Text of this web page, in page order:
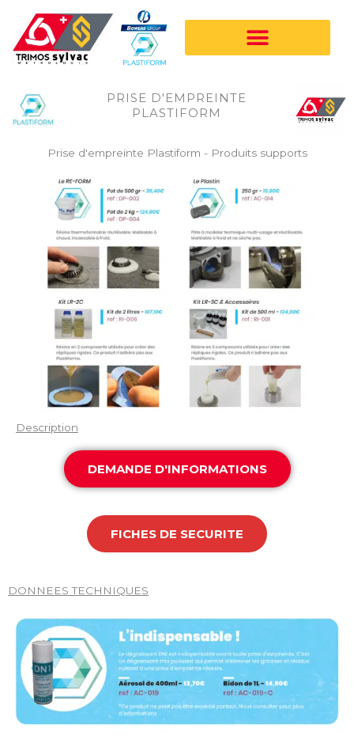
contenu
PRISE D'EMPREINTE
PLASTIFORM
Prise d'empreinte Plastiform - Produits supports
Description
DEMANDE D'INFORMATIONS
FICHES DE SECURITE
DONNEES TECHNIQUES